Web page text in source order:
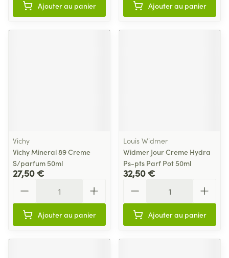
Ajouter au panier Ajouter au panier
Vichy
Vichy Mineral 89 Creme
S/parfum 50ml
27,50 €
Ajouter au panier
Louis Widmer
Widmer Jour Creme Hydra
Ps-pts Parf Pot 50ml
32,50 €
Ajouter au panier